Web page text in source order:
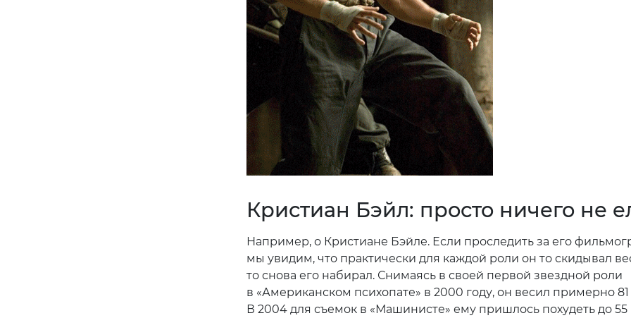
Кристиан Бэйл: просто ничего не
Например, о Кристиане Бэйле. Если проследить за его
мы увидим, что практически для каждой роли он то скидывал
то снова его набирал. Снимаясь в своей первой звездной роли
в «Американском психопате» в 2000 году, он весил примерно 81
В 2004 для съемок в «Машинисте» ему пришлось похудеть до 55